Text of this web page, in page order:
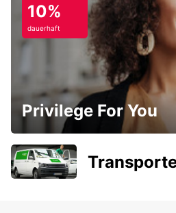
10%
dauerhaft
Privilege For You